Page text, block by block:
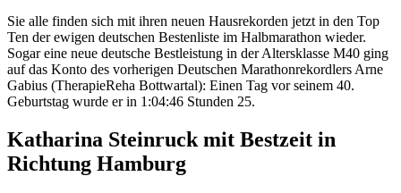
Sie alle finden sich mit ihren neuen Hausrekorden jetzt in den Top
Ten der ewigen deutschen Bestenliste im Halbmarathon wieder.
Sogar eine neue deutsche Bestleistung in der Altersklasse M40 ging
auf das Konto des vorherigen Deutschen Marathonrekordlers Arne
Gabius (TherapieReha Bottwartal): Einen Tag vor seinem 40.
Geburtstag wurde er in 1:04:46 Stunden 25.
Katharina Steinruck mit Bestzeit in
Richtung Hamburg